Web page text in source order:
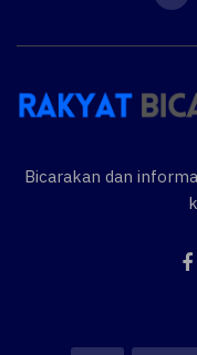
Bicarakan dan